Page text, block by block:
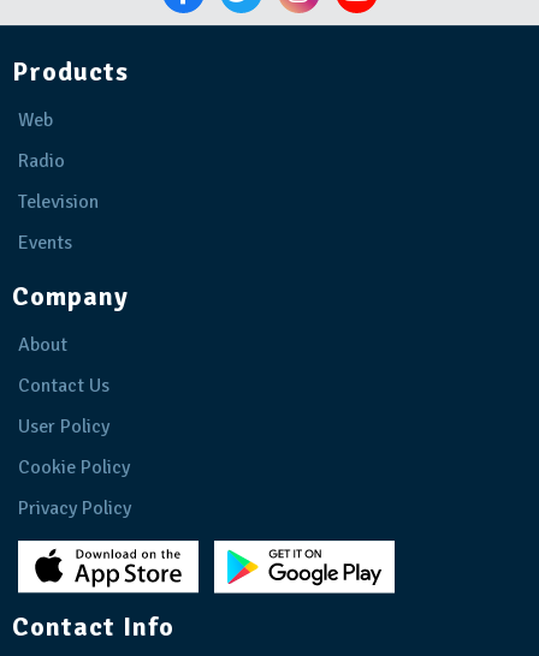
Products
Web
Radio
Television
Events
Company
About
Contact Us
User Policy
Cookie Policy
Privacy Policy
Contact Info